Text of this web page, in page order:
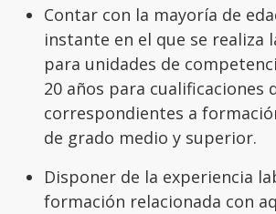
Contar con la mayoría de
instante en el que se realiza
para unidades de
20 años para cualificaciones
correspondientes a
de grado medio y superior.
Disponer de la experiencia
formación relacionada con